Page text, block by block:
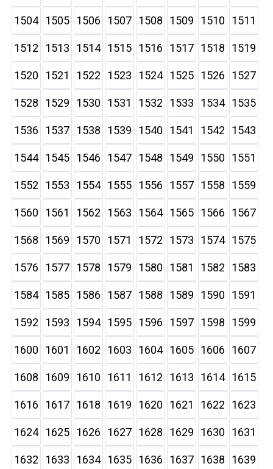
1504 1505 1506 1507 1508 1509 1510 1511
1512 1513 1514 1515 1516 1517 1518 1519
1520 1521 1522 1523 1524 1525 1526 1527
1528 1529 1530 1531 1532 1533 1534 1535
1536 1537 1538 1539 1540 1541 1542 1543
1544 1545 1546 1547 1548 1549 1550 1551
1552 1553 1554 1555 1556 1557 1558 1559
1560 1561 1562 1563 1564 1565 1566 1567
1568 1569 1570 1571 1572 1573 1574 1575
1576 1577 1578 1579 1580 1581 1582 1583
1584 1585 1586 1587 1588 1589 1590 1591
1592 1593 1594 1595 1596 1597 1598 1599
1600 1601 1602 1603 1604 1605 1606 1607
1608 1609 1610 1611 1612 1613 1614 1615
1616 1617 1618 1619 1620 1621 1622 1623
1624 1625 1626 1627 1628 1629 1630 1631
1632 1633 1634 1635 1636 1637 1638 1639